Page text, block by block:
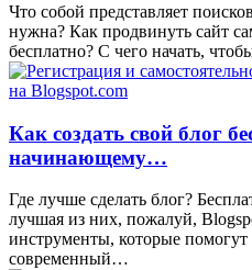
Что собой представляет
нужна? Как продвинуть сайт
бесплатно? С чего начать,
Как создать свой блог
начинающему…
Где лучше сделать блог?
лучшая из них, пожалуй,
инструменты, которые помогут
современный…